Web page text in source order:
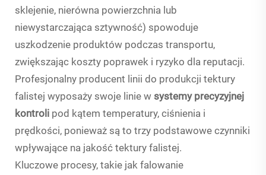
sklejenie, nierówna powierzchnia lub
niewystarczająca sztywność) spowoduje
uszkodzenie produktów podczas transportu,
zwiększając koszty poprawek i ryzyko dla reputacji.
Profesjonalny producent linii do produkcji tektury
falistej wyposaży swoje linie w systemy precyzyjnej
kontroli pod kątem temperatury, ciśnienia i
prędkości, ponieważ są to trzy podstawowe czynniki
wpływające na jakość tektury falistej.
Kluczowe procesy, takie jak falowanie